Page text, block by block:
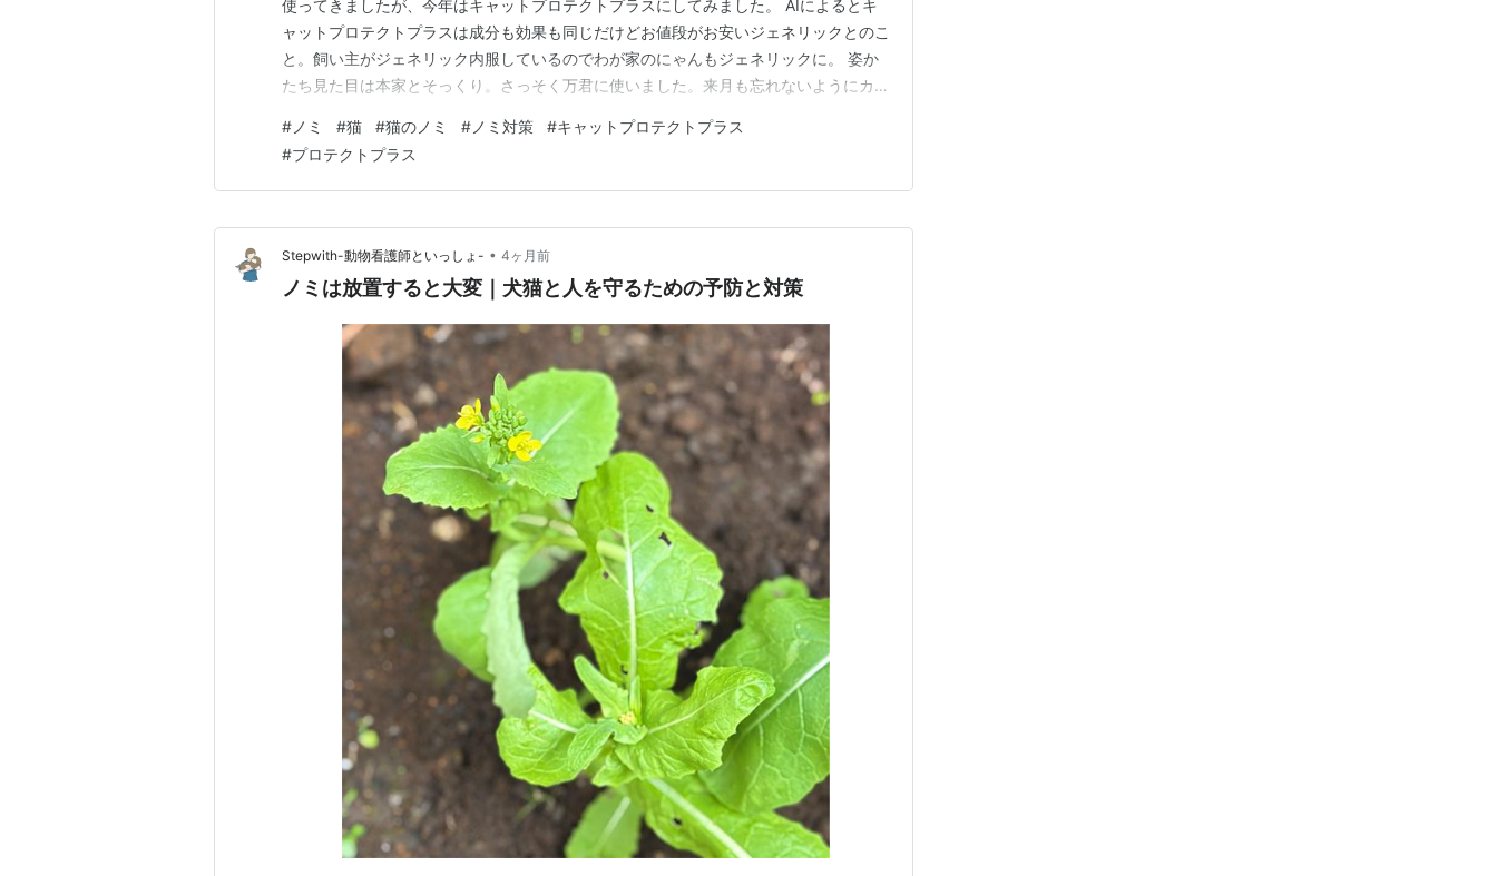
使ってきましたが、今年はキャットプロテクトプラスにしてみました。 AIによるとキ
ャットプロテクトプラスは成分も効果も同じだけどお値段がお安いジェネリックとのこ
と。飼い主がジェネリック内服しているのでわが家のにゃんもジェネリックに。 姿か
たち見た目は本家とそっくり。さっそく万君に使いました。来月も忘れないようにカレ
テクトプラス 猫用 6本 (動物用医薬品)価格：3,270円（税込、送料無料) (2026/4/24時
点) 楽天で購入 ランキ…
#ノミ #猫 #猫のノミ #ノミ対策 #キャットプロテクトプラス
#プロテクトプラス
Stepwith-動物看護師といっしょ- • 4ヶ月前
ノミは放置すると大変｜犬猫と人を守るための予防と対策